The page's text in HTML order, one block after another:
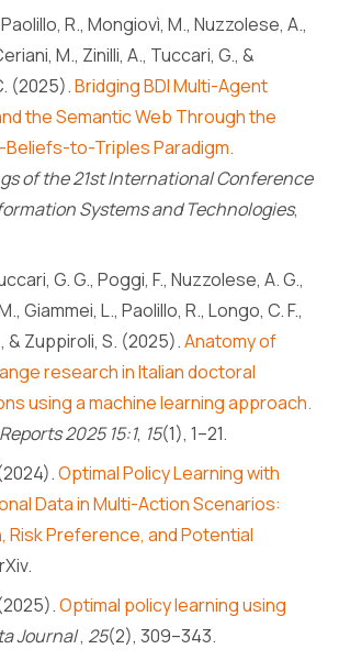
R., Mongiovì, M., Nuzzolese, A.,
M., Zinilli, A., Tuccari, G., &
(2025).Bridging BDI Multi-Agent
the Semantic Web Through the
to-Triples Paradigm.
of the 21st International Conference
Systems and Technologies,
G. G., Poggi, F., Nuzzolese, A. G.,
Giammei, L., Paolillo, R., Longo, C. F.,
& Zuppiroli, S. (2025).Anatomy of
research in Italian doctoral
using a machine learning approach.
2025 15:1, 15(1), 1–21.
Optimal Policy Learning with
Data in Multi-Action Scenarios:
Risk Preference, and Potential
Optimal policy learning using
Journal, 25(2), 309–343.